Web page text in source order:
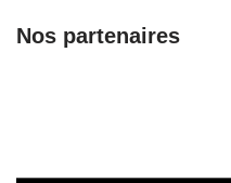
Nos partenaires